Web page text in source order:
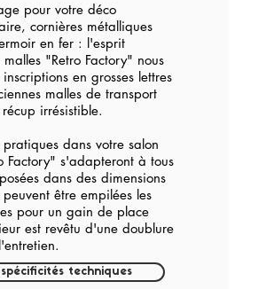
pour votre déco
cornières métalliques
en fer : l'esprit
"Retro Factory" nous
en grosses lettres
malles de transport
irrésistible.
pratiques dans votre salon
Factory" s'adapteront à tous
dans des dimensions
être empilées les
pour un gain de place
est revêtu d'une doublure
techniques